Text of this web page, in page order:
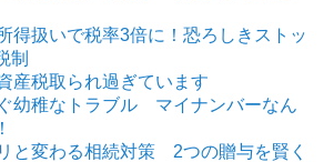
扱いで税率3倍に！恐ろしきストッ
制
税取られ過ぎています
幼稚なトラブル マイナンバーなん
と変わる相続対策 2つの贈与を賢く